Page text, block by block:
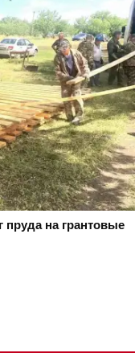
пруда на грантовые